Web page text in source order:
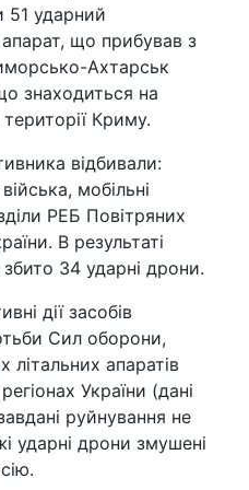
51 ударний
апарат, що прибував з
Ахтарськ
знаходиться на
Криму.
відбивали:
мобільні
РЕБ Повітряних
В результаті
34 ударні дрони.
дії засобів
Сил оборони,
літальних апаратів
України (дані
руйнування не
ударні дрони змушені